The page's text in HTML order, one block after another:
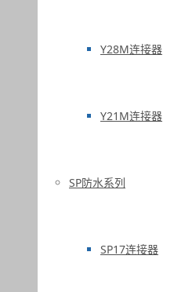
Y28M连接器
Y21M连接器
SP防水系列
SP17连接器